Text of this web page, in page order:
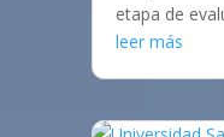
etapa de
leer más